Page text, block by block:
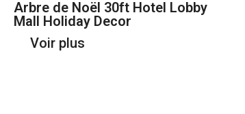
Arbre de Noël 30ft Hotel Lobby
Mall Holiday Decor
Voir plus